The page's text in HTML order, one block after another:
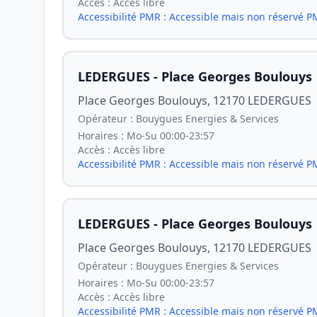
Accessibilité PMR : Accessible mais non réservé
LEDERGUES - Place Georges Boulouys
Place Georges Boulouys, 12170 LEDERGUES
Opérateur : Bouygues Energies & Services
Horaires : Mo-Su 00:00-23:57
Accès : Accès libre
Accessibilité PMR : Accessible mais non réservé
LEDERGUES - Place Georges Boulouys
Place Georges Boulouys, 12170 LEDERGUES
Opérateur : Bouygues Energies & Services
Horaires : Mo-Su 00:00-23:57
Accès : Accès libre
Accessibilité PMR : Accessible mais non réservé